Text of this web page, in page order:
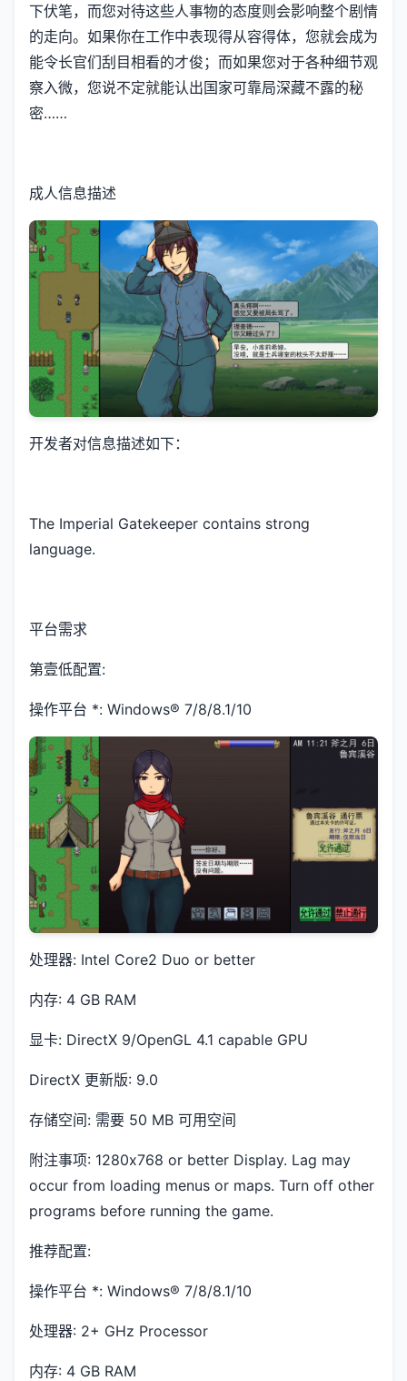
下伏笔，而您对待这些人事物的态度则会影响整个剧情
的走向。如果你在工作中表现得从容得体，您就会成为
能令长官们刮目相看的才俊；而如果您对于各种细节观
察入微，您说不定就能认出国家可靠局深藏不露的秘
密……
成人信息描述
开发者对信息描述如下：
The Imperial Gatekeeper contains strong
language.
平台需求
第壹低配置:
操作平台 *: Windows® 7/8/8.1/10
处理器: Intel Core2 Duo or better
内存: 4 GB RAM
显卡: DirectX 9/OpenGL 4.1 capable GPU
DirectX 更新版: 9.0
存储空间: 需要 50 MB 可用空间
附注事项: 1280x768 or better Display. Lag may
occur from loading menus or maps. Turn off other
programs before running the game.
推荐配置:
操作平台 *: Windows® 7/8/8.1/10
处理器: 2+ GHz Processor
内存: 4 GB RAM